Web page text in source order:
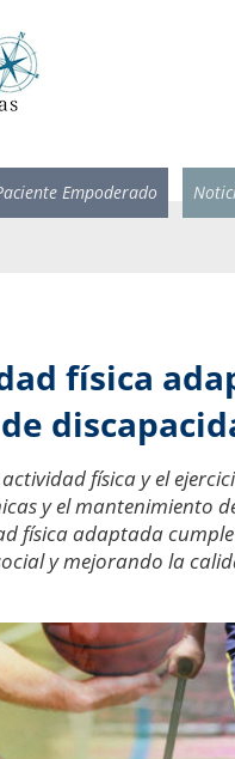
Empoderado
física
física y el
y el mantenimiento
física adaptada
y mejorando la
de
cuando
se
de...